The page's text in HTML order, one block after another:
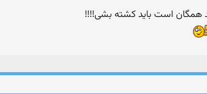
همگان است باید كشته بشی!!!!